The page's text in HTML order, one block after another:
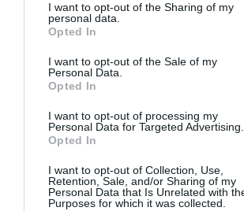
not limited to your visit or usage behaviour.
grant or deny consent to Google and its
use your data for below specified purposes
consent section.
I want to opt-out of the Sharing of my
personal data.
Opted In
I want to opt-out of the Sale of my
Personal Data.
Opted In
I want to opt-out of processing my
Personal Data for Targeted Advertising.
Opted In
I want to opt-out of Collection, Use,
Retention, Sale, and/or Sharing of my
Personal Data that Is Unrelated with
Purposes for which it was collected.
ΣΧΟΛΙΑ